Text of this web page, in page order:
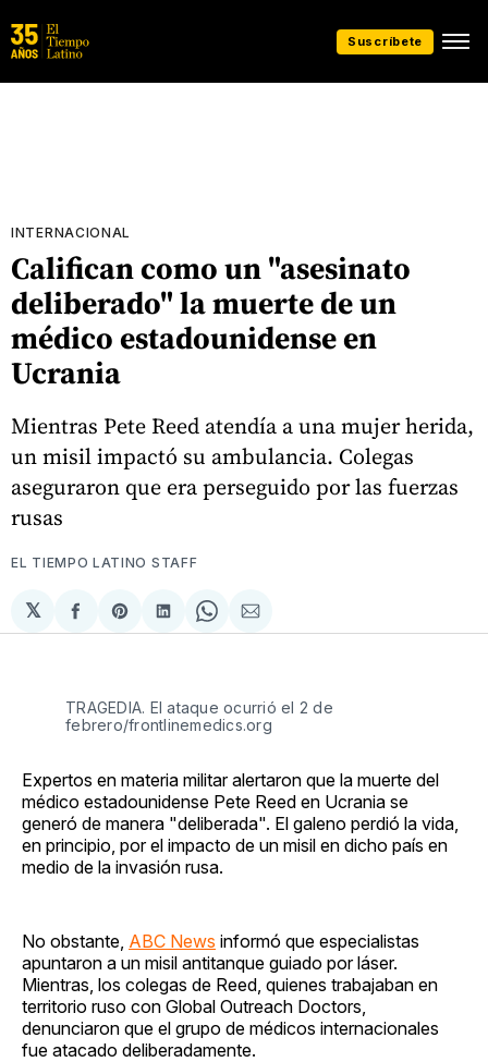
Suscríbete
INTERNACIONAL
Califican como un "asesinato
deliberado" la muerte de un
médico estadounidense en
Ucrania
Mientras Pete Reed atendía a una mujer herida,
un misil impactó su ambulancia. Colegas
aseguraron que era perseguido por las fuerzas
rusas
EL TIEMPO LATINO STAFF
𝕏
Compartir
en
Share
on
Compartir
en
Share
on
Compartir
via
TRAGEDIA. El ataque ocurrió el 2 de
febrero/frontlinemedics.org
Expertos en materia militar alertaron que la muerte del
médico estadounidense Pete Reed en Ucrania se
generó de manera "deliberada". El galeno perdió la vida,
en principio, por el impacto de un misil en dicho país en
medio de la invasión rusa.
No obstante, ABC News informó que especialistas
apuntaron a un misil antitanque guiado por láser.
Mientras, los colegas de Reed, quienes trabajaban en
territorio ruso con Global Outreach Doctors,
denunciaron que el grupo de médicos internacionales
fue atacado deliberadamente.